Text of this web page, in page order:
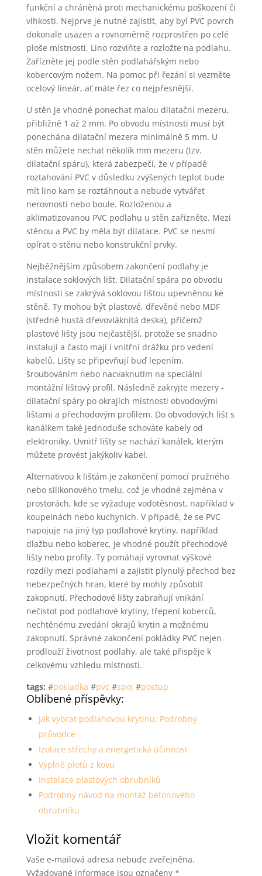
funkční a chráněná proti mechanickému poškození či
vlhkosti. Nejprve je nutné zajistit, aby byl PVC povrch
dokonale usazen a rovnoměrně rozprostřen po celé
ploše místnosti. Lino rozviňte a rozložte na podlahu.
Zařízněte jej podle stěn podlahářským nebo
kobercovým nožem. Na pomoc při řezání si vezměte
ocelový lineár, ať máte řez co nejpřesnější.
U stěn je vhodné ponechat malou dilatační mezeru,
přibližně 1 až 2 mm. Po obvodu místnosti musí být
ponechána dilatační mezera minimálně 5 mm. U
stěn můžete nechat několik mm mezeru (tzv.
dilatační spáru), která zabezpečí, že v případě
roztahování PVC v důsledku zvýšených teplot bude
mít lino kam se roztáhnout a nebude vytvářet
nerovnosti nebo boule. Rozloženou a
aklimatizovanou PVC podlahu u stěn zařízněte. Mezi
stěnou a PVC by měla být dilatace. PVC se nesmí
opírat o stěnu nebo konstrukční prvky.
Nejběžnějším způsobem zakončení podlahy je
instalace soklových lišt. Dilatační spára po obvodu
místnosti se zakrývá soklovou lištou upevněnou ke
stěně. Ty mohou být plastové, dřevěné nebo MDF
(středně hustá dřevovláknitá deska), přičemž
plastové lišty jsou nejčastější, protože se snadno
instalují a často mají i vnitřní drážku pro vedení
kabelů. Lišty se připevňují buď lepením,
šroubováním nebo nacvaknutím na speciální
montážní lištový profil. Následně zakryjte mezery -
dilatační spáry po okrajích místnosti obvodovými
lištami a přechodovým profilem. Do obvodových lišt s
kanálkem také jednoduše schováte kabely od
elektroniky. Uvnitř lišty se nachází kanálek, kterým
můžete provést jakýkoliv kabel.
Alternativou k lištám je zakončení pomocí pružného
nebo silikonového tmelu, což je vhodné zejména v
prostorách, kde se vyžaduje vodotěsnost, například v
koupelnách nebo kuchyních. V případě, že se PVC
napojuje na jiný typ podlahové krytiny, například
dlažbu nebo koberec, je vhodné použít přechodové
lišty nebo profily. Ty pomáhají vyrovnat výškové
rozdíly mezi podlahami a zajistit plynulý přechod bez
nebezpečných hran, které by mohly způsobit
zakopnutí. Přechodové lišty zabraňují vnikání
nečistot pod podlahové krytiny, třepení koberců,
nechtěnému zvedání okrajů krytin a možnému
zakopnutí. Správné zakončení pokládky PVC nejen
prodlouží životnost podlahy, ale také přispěje k
celkovému vzhledu místnosti.
tags: #pokladka #pvc #spoj #postup
Oblíbené příspěvky:
Jak vybrat podlahovou krytinu: Podrobný
průvodce
Izolace střechy a energetická účinnost
Výplně plotů z kovu
Instalace plastových obrubníků
Podrobný návod na montáž betonového
obrubníku
Vložit komentář
Vaše e-mailová adresa nebude zveřejněna.
Vyžadované informace jsou označeny *